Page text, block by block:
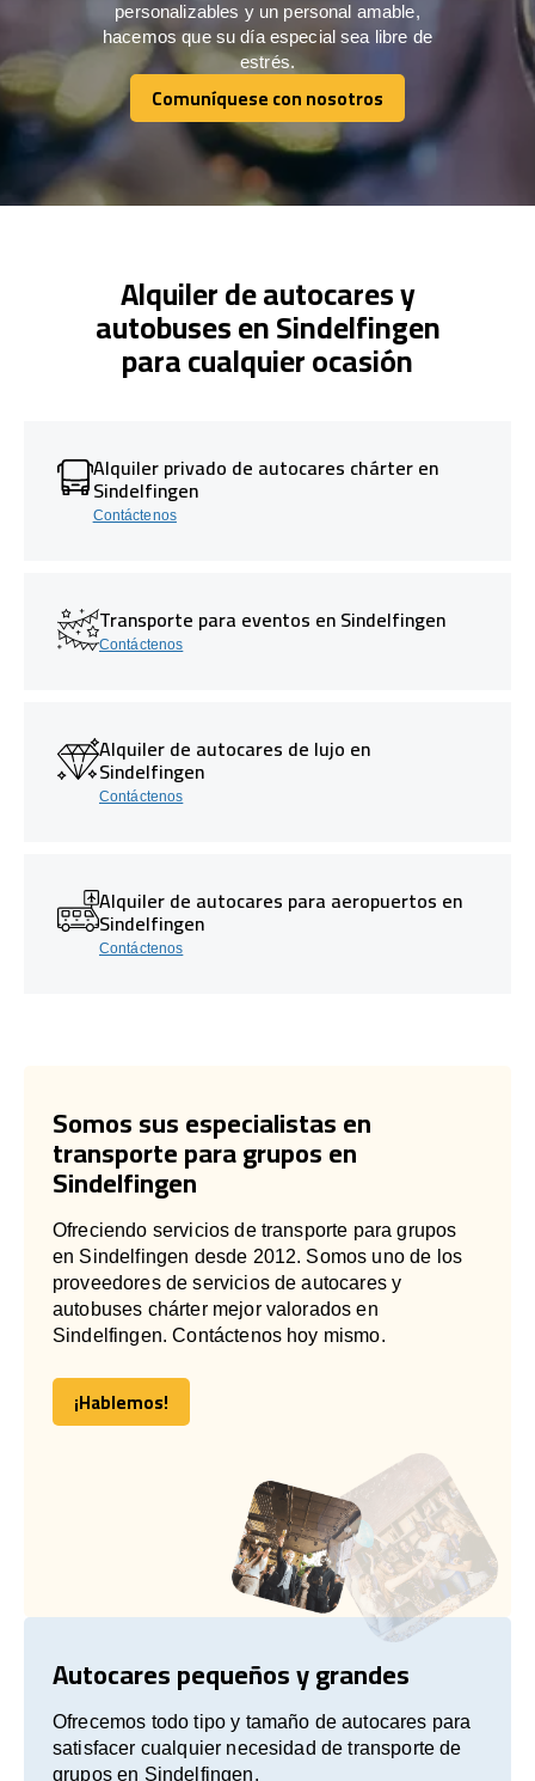
personalizables y un personal amable,
hacemos que su día especial sea libre de
estrés.
Comuníquese con nosotros
Comuníquese con nosotros
Alquiler de autocares y
autobuses en Sindelfingen
para cualquier ocasión
Alquiler privado de autocares chárter en
Sindelfingen
Contáctenos
Transporte para eventos en Sindelfingen
Contáctenos
Alquiler de autocares de lujo en
Sindelfingen
Contáctenos
Alquiler de autocares para aeropuertos en
Sindelfingen
Contáctenos
Somos sus especialistas en
transporte para grupos en
Sindelfingen
Ofreciendo servicios de transporte para grupos
en Sindelfingen desde 2012. Somos uno de los
proveedores de servicios de autocares y
autobuses chárter mejor valorados en
Sindelfingen. Contáctenos hoy mismo.
¡Hablemos!
¡Hablemos!
Autocares pequeños y grandes
Ofrecemos todo tipo y tamaño de autocares para
satisfacer cualquier necesidad de transporte de
grupos en Sindelfingen.